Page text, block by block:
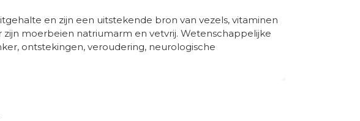
en zijn een uitstekende bron van vezels, vitaminen
zijn moerbeien natriumarm en vetvrij. Wetenschappelijke
ontstekingen, veroudering, neurologische